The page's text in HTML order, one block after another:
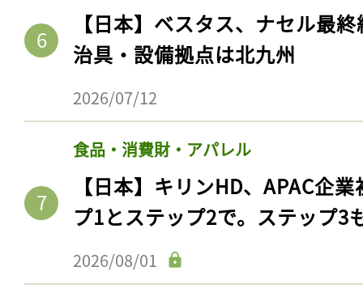
【日本】ベスタス、ナセル最
治具・設備拠点は北九州
2026/07/12
食品・消費財・アパレル
【日本】キリンHD、APAC企
プ1とステップ2で。ステップ3
2026/08/01